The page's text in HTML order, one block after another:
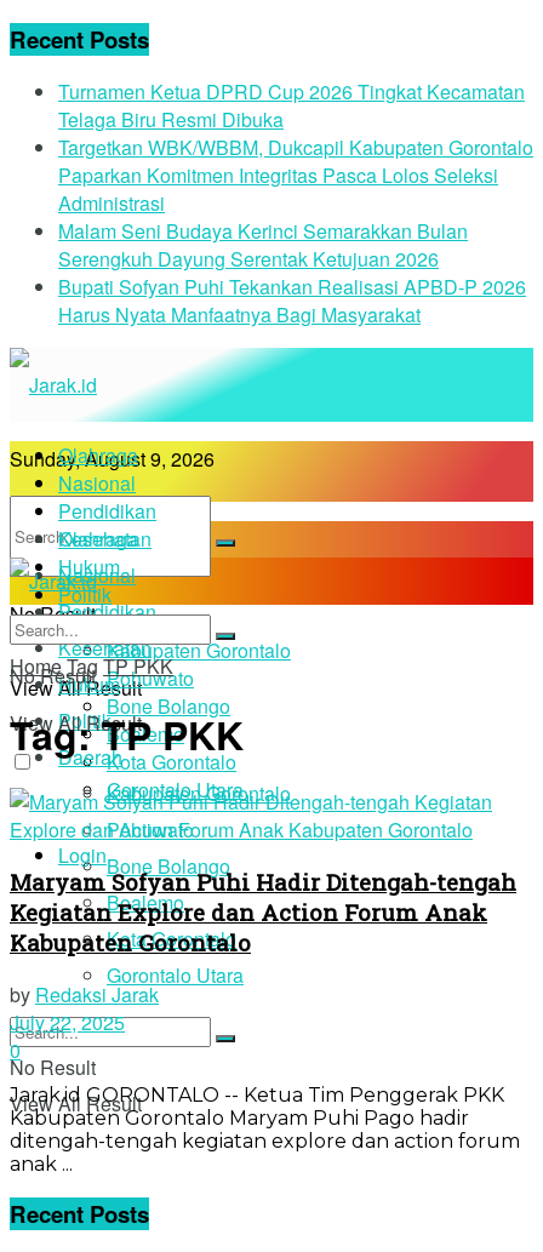
Recent Posts
Turnamen Ketua DPRD Cup 2026 Tingkat Kecamatan
Telaga Biru Resmi Dibuka
Targetkan WBK/WBBM, Dukcapil Kabupaten Gorontalo
Paparkan Komitmen Integritas Pasca Lolos Seleksi
Administrasi
Malam Seni Budaya Kerinci Semarakkan Bulan
Serengkuh Dayung Serentak Ketujuan 2026
Bupati Sofyan Puhi Tekankan Realisasi APBD-P 2026
Harus Nyata Manfaatnya Bagi Masyarakat
Sunday, August 9, 2026
No Result
View All Result
Login
Olahraga
Nasional
Pendidikan
Kesehatan
Hukum
Politik
Daerah
Kabupaten Gorontalo
Pohuwato
Bone Bolango
Boalemo
Kota Gorontalo
Gorontalo Utara
Olahraga
Nasional
Pendidikan
Kesehatan
Hukum
Politik
Daerah
Kabupaten Gorontalo
Pohuwato
Bone Bolango
Boalemo
Kota Gorontalo
Gorontalo Utara
No Result
View All Result
No Result
View All Result
HomeTagTP PKK
Tag:TP PKK
Maryam Sofyan Puhi Hadir Ditengah-tengah
Kegiatan Explore dan Action Forum Anak
Kabupaten Gorontalo
by Redaksi Jarak
July 22, 2025
0
Jarak.id GORONTALO -- Ketua Tim Penggerak PKK
Kabupaten Gorontalo Maryam Puhi Pago hadir
ditengah-tengah kegiatan explore dan action forum
anak ...
Recent Posts